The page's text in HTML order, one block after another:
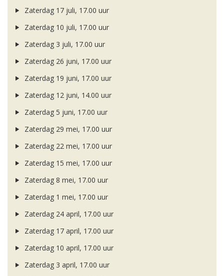
Zaterdag 17 juli, 17.00 uur
Zaterdag 10 juli, 17.00 uur
Zaterdag 3 juli, 17.00 uur
Zaterdag 26 juni, 17.00 uur
Zaterdag 19 juni, 17.00 uur
Zaterdag 12 juni, 14.00 uur
Zaterdag 5 juni, 17.00 uur
Zaterdag 29 mei, 17.00 uur
Zaterdag 22 mei, 17.00 uur
Zaterdag 15 mei, 17.00 uur
Zaterdag 8 mei, 17.00 uur
Zaterdag 1 mei, 17.00 uur
Zaterdag 24 april, 17.00 uur
Zaterdag 17 april, 17.00 uur
Zaterdag 10 april, 17.00 uur
Zaterdag 3 april, 17.00 uur